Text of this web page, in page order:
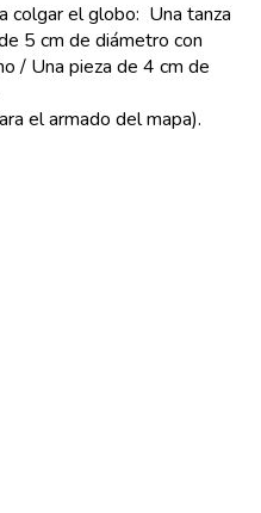
colgar el globo: Una tanza
5 cm de diámetro con
/ Una pieza de 4 cm de
el armado del mapa).